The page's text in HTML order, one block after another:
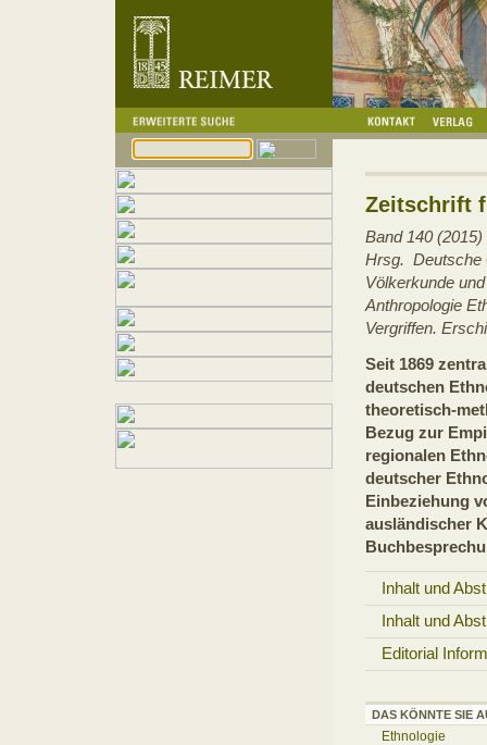
Zeitschrift
Band 140 (2015)
Hrsg. Deutsche
Völkerkunde
Anthropologie
Vergriffen.
Seit 1869
deutschen
theoretisch-
Bezug zur
regionalen
deutscher
Einbeziehung
ausländischer
Inhalt und
Inhalt und
Editorial
DAS KÖNNTE SIE
Ethnologie